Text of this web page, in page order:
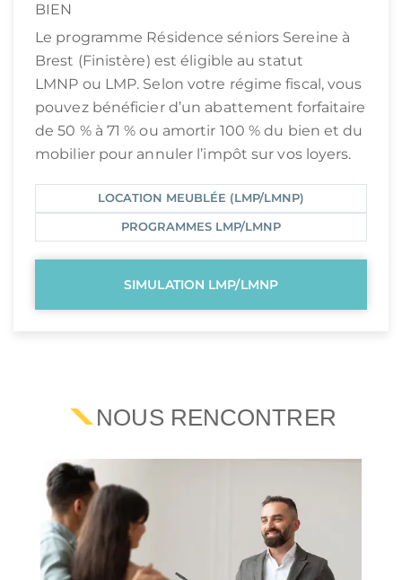
BIEN
Le programme Résidence séniors Sereine à
Brest (Finistère) est éligible au statut
LMNP ou LMP. Selon votre régime fiscal, vous
pouvez bénéficier d’un abattement forfaitaire
de 50 % à 71 % ou amortir 100 % du bien et du
mobilier pour annuler l’impôt sur vos loyers.
LOCATION MEUBLÉE (LMP/LMNP)
PROGRAMMES LMP/LMNP
SIMULATION LMP/LMNP
NOUS RENCONTRER